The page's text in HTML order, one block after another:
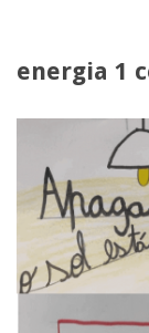
energia 1